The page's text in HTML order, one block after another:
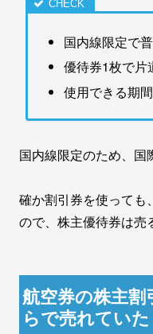
国内線限定で
優待券1枚で片
使用できる期
国内線限定のため、国
確か割引券を使っても
ので、株主優待券は売
航空券の株主割
らで売れていた